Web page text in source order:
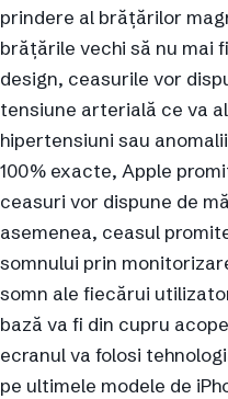
prindere al brățărilor
brățările vechi să nu mai
design, ceasurile vor
tensiune arterială ce va
hipertensiuni sau
100% exacte, Apple
ceasuri vor dispune de
asemenea, ceasul
somnului prin
somn ale fiecărui
bază va fi din cupru
ecranul va folosi
pe ultimele modele de